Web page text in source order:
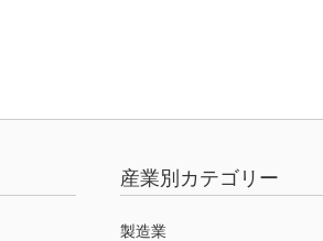
産業別カテゴリー
製造業